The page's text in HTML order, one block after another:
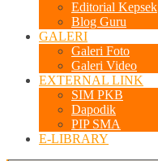
Editorial Kepsek
Blog Guru
GALERI
Galeri Foto
Galeri Video
EXTERNAL LINK
SIM PKB
Dapodik
PIP SMA
E-LIBRARY